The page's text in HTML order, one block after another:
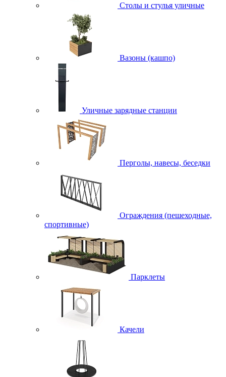
Столы и стулья уличные
Вазоны (кашпо)
Уличные зарядные станции
Перголы, навесы, беседки
Ограждения (пешеходные,
спортивные)
Парклеты
Качели